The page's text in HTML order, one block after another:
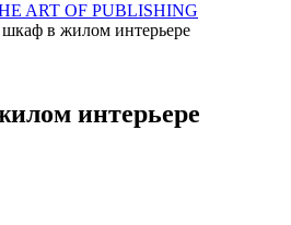
ART OF PUBLISHING
в жилом интерьере
интерьере